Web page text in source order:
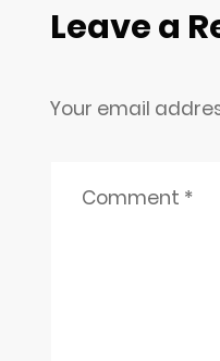
Leave a
Your email